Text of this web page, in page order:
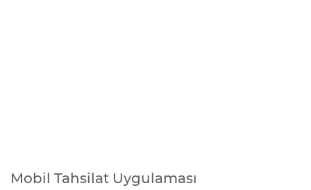
Mobil Tahsilat Uygulaması